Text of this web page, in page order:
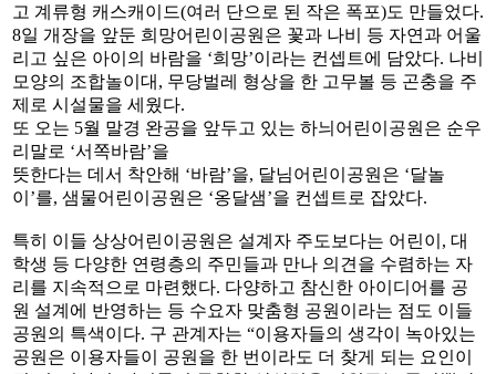
고 계류형 캐스캐이드(여러 단으로 된 작은 폭포)도 만들었다.
8일 개장을 앞둔 희망어린이공원은 꽃과 나비 등 자연과 어울
리고 싶은 아이의 바람을 ‘희망’이라는 컨셉트에 담았다. 나비
모양의 조합놀이대, 무당벌레 형상을 한 고무볼 등 곤충을 주
제로 시설물을 세웠다.
또 오는 5월 말경 완공을 앞두고 있는 하늬어린이공원은 순우
리말로 ‘서쪽바람’을
뜻한다는 데서 착안해 ‘바람’을, 달님어린이공원은 ‘달놀
이’를, 샘물어린이공원은 ‘옹달샘’을 컨셉트로 잡았다.
특히 이들 상상어린이공원은 설계자 주도보다는 어린이, 대
학생 등 다양한 연령층의 주민들과 만나 의견을 수렴하는 자
리를 지속적으로 마련했다. 다양하고 참신한 아이디어를 공
원 설계에 반영하는 등 수요자 맞춤형 공원이라는 점도 이들
공원의 특색이다. 구 관계자는 “이용자들의 생각이 녹아있는
공원은 이용자들이 공원을 한 번이라도 더 찾게 되는 요인이